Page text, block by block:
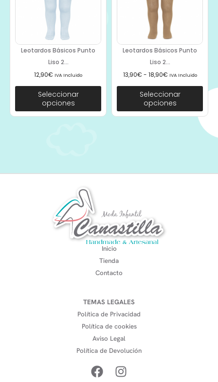
Leotardos Básicos Punto
Liso 2...
12,90€ IVA Incluido
Seleccionar
opciones
Leotardos Básicos Punto
Liso 2...
13,90€ - 18,90€ IVA Incluido
Seleccionar
opciones
Inicio
Tienda
Contacto
TEMAS LEGALES
Política de Privacidad
Política de cookies
Aviso Legal
Política de Devolución